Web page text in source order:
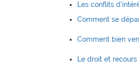
Les conflits
Comment se
Comment bien
Le droit et